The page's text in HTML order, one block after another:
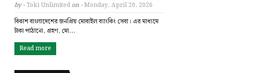
by - Toki Unlimited on -Monday, April 20, 2026
বিকাশ বাংলাদেশের জনপ্রিয় মোবাইল ব্যাংকিং সেবা। এর মাধ্যমে
টাকা পাঠানো, গ্রহণ, মো…
Read more